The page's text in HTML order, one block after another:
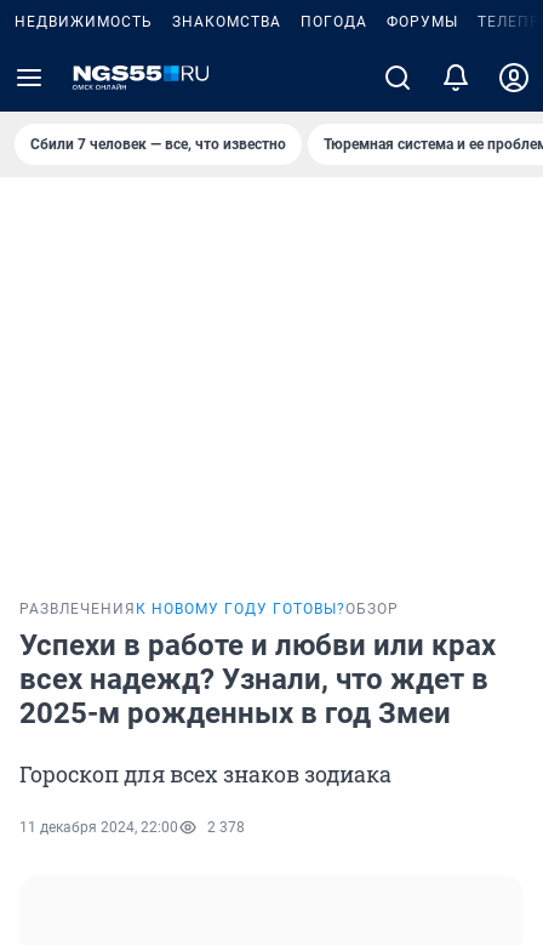
НЕДВИЖИМОСТЬ ЗНАКОМСТВА ПОГОДА ФОРУМЫ
Сбили 7 человек — все, что известно Тюремная система и ее
РАЗВЛЕЧЕНИЯ К НОВОМУ ГОДУ ГОТОВЫ?ОБЗОР
Успехи в работе и любви или крах
всех надежд? Узнали, что ждет в
2025-м рожденных в год Змеи
Гороскоп для всех знаков зодиака
11 декабря 2024, 22:00 2 378